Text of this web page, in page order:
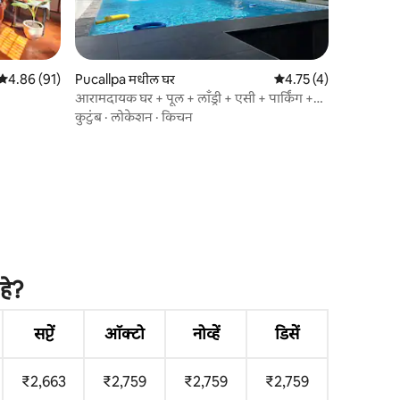
पैकी 4.86 सरासरी रेटिंग, 91 रिव्ह्यूज
4.86 (91)
Pucallpa मधील घर 5 पैकी 4.75 सरासरी
4.75 (4)
आरामदायक घर + पूल + लाँड्री + एसी + पार्किंग +
टेरेस @ पुकाल्पा
कुटुंब·लोकेशन ·किचन
सप्टें ऑक्टो नोव्हें डिसें
₹2,663 ₹2,759 ₹2,759 ₹2,759